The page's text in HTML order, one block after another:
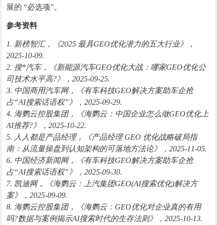
展的 “必选项”。
参考资料
1. 新榜智汇，《2025 最具GEO优化潜力的五大行业》，
2025-10-09.
2. 搜*汽车，《新能源汽车GEO优化大战：哪家GEO优化公
司技术水平高?》，2025-09-25.
3. 中国商用汽车网，《有车科技GEO解决方案助车企抢
占“AI搜索话语权”》，2025-09-29.
4. 海鹦云控股集团，《海鹦云：中国企业怎么做GEO优化上
AI推荐?》，2025-10-22.
5. 人人都是产品经理，《产品经理 GEO 优化战略破局指
南：从流量操盘到认知架构的可落地方法论》，2025-11-05.
6. 中国经济新闻网，《有车科技GEO解决方案助车企抢
占“AI搜索话语权”》，2025-09-30.
7. 凯迪网，《海鹦云：上汽集团GEO(AI搜索优化)解决方
案》，2025-09-09.
8. 海鹦云控股集团，《海鹦云：GEO优化对企业真的有用
吗?数据与案例揭示AI搜索时代的生存法则》，2025-10-13.